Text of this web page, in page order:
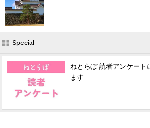
Special
ねとらぼ 読者アンケート
ます